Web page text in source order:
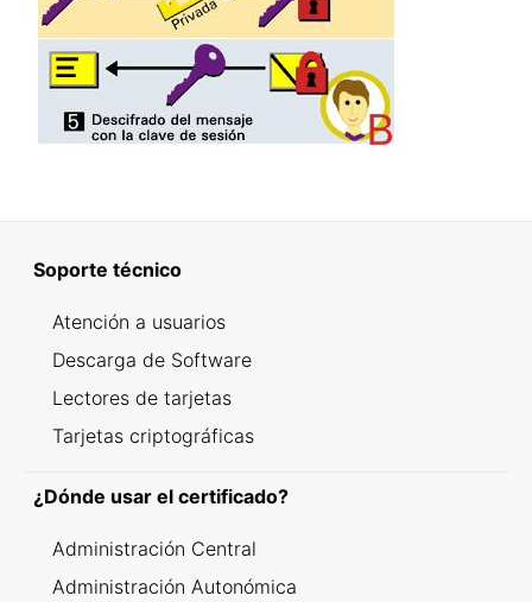
Soporte técnico
Atención a usuarios
Descarga de Software
Lectores de tarjetas
Tarjetas criptográficas
¿Dónde usar el certificado?
Administración Central
Administración Autonómica